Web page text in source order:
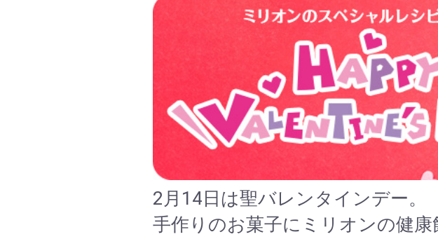
2月14日は聖バレンタインデー。
手作りのお菓子にミリオンの健康